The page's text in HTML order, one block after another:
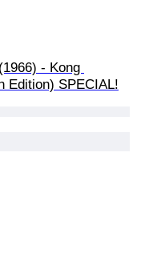
- Kong
Edition) SPECIAL!